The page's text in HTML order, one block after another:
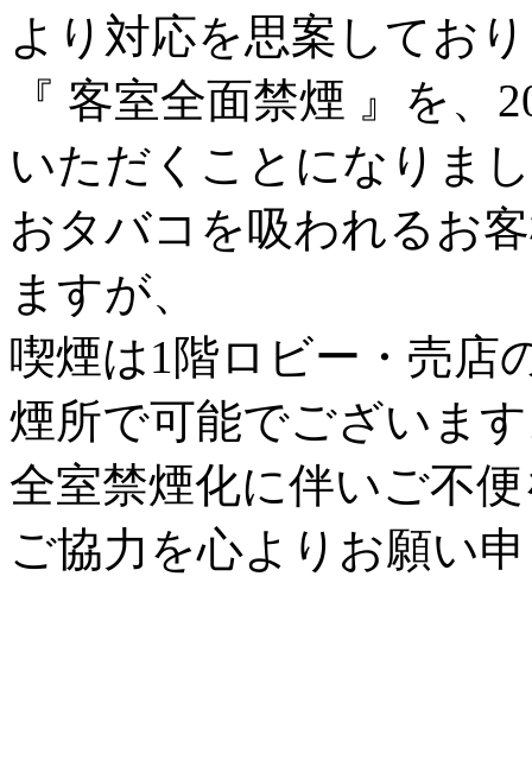
より対応を思案してお
『 客室全面禁煙 』を、
いただくことになりま
おタバコを吸われるお
ますが、
喫煙は1階ロビー・売店
煙所で可能でございま
全室禁煙化に伴いご不
ご協力を心よりお願い